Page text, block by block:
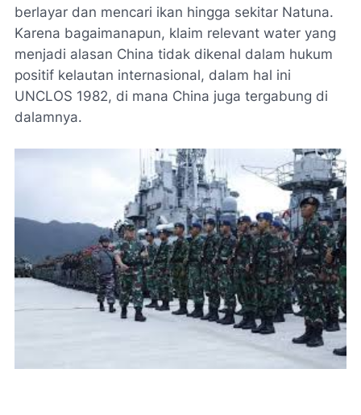
berlayar dan mencari ikan hingga sekitar Natuna.
Karena bagaimanapun, klaim relevant water yang
menjadi alasan China tidak dikenal dalam hukum
positif kelautan internasional, dalam hal ini
UNCLOS 1982, di mana China juga tergabung di
dalamnya.